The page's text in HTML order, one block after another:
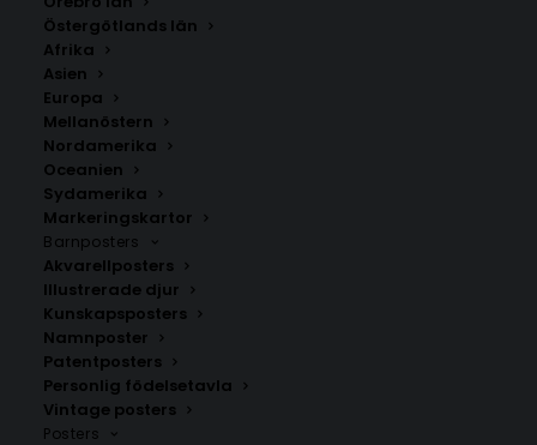
Östergötlands län
Afrika
Asien
Europa
Mellanöstern
Nordamerika
Oceanien
Sydamerika
Markeringskartor
Barnposters
Akvarellposters
Illustrerade djur
Kunskapsposters
Namnposter
Patentposters
Personlig födelsetavla
Vintage posters
Posters
350.00kr
Handritad karta över Juoksengi i
Välj mellan fyra olika storlekar: 50×70 cm, 40×50 cm,
30×40 cm och 21×30 cm.
Norrbottens län,Övertorneå kommun
ANDRA KÖPTE ÄVEN